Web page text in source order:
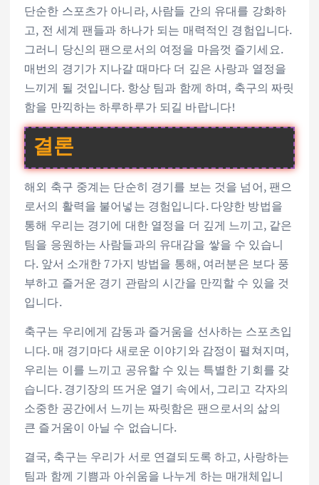
단순한 스포츠가 아니라, 사람들 간의 유대를 강화하
고, 전 세계 팬들과 하나가 되는 매력적인 경험입니다.
그러니 당신의 팬으로서의 여정을 마음껏 즐기세요.
매번의 경기가 지나갈 때마다 더 깊은 사랑과 열정을
느끼게 될 것입니다. 항상 팀과 함께 하며, 축구의 짜릿
함을 만끽하는 하루하루가 되길 바랍니다!
결론
해외 축구 중계는 단순히 경기를 보는 것을 넘어, 팬으
로서의 활력을 불어넣는 경험입니다. 다양한 방법을
통해 우리는 경기에 대한 열정을 더 깊게 느끼고, 같은
팀을 응원하는 사람들과의 유대감을 쌓을 수 있습니
다. 앞서 소개한 7가지 방법을 통해, 여러분은 보다 풍
부하고 즐거운 경기 관람의 시간을 만끽할 수 있을 것
입니다.
축구는 우리에게 감동과 즐거움을 선사하는 스포츠입
니다. 매 경기마다 새로운 이야기와 감정이 펼쳐지며,
우리는 이를 느끼고 공유할 수 있는 특별한 기회를 갖
습니다. 경기장의 뜨거운 열기 속에서, 그리고 각자의
소중한 공간에서 느끼는 짜릿함은 팬으로서의 삶의
큰 즐거움이 아닐 수 없습니다.
결국, 축구는 우리가 서로 연결되도록 하고, 사랑하는
팀과 함께 기쁨과 아쉬움을 나누게 하는 매개체입니